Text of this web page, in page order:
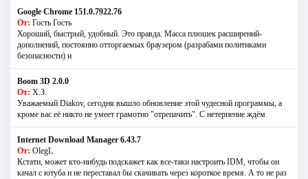
Google Chrome 151.0.7922.76
От: Гость Гость
Хороший, быстрый, удобный. Это правда. Масса плюшек расширений-
дополнений, постоянно отторгаемых браузером (разрабами политиками
безопасности) и
Boom 3D 2.0.0
От: Х.З.
Уважаемый Diakov, сегодня вышло обновление этой чудесной программы, а
кроме вас её никто не умеет грамотно "отрепачить". С нетерпение ждём
Internet Download Manager 6.43.7
От: OlegL
Кстати, может кто-нибудь подскажет как все-таки настроить IDM, чтобы он
качал с ютуба и не переставал бы скачивать через короткое время. А то не раз